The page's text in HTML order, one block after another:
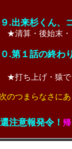
.出来杉くん、
算・後始末・
０.第１話の終わ
ち上げ・猿でも
のつまらなさに
注意報発令！